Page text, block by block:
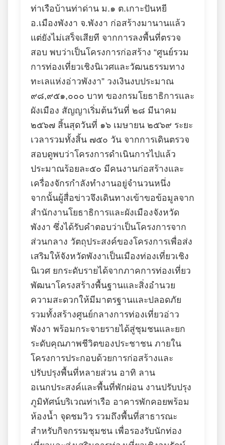
ท่าเรือบ้านท่าด่าน ม.๑ ต.เกาะปันหยี
อ.เมืองพังงา จ.พังงา ก่อสร้างมานานแล้ว
แต่ยังไม่เสร็จเสียที จากการลงพื้นที่ตรวจ
สอบ พบว่าเป็นโครงการก่อสร้าง “ศูนย์รวม
การท่องเที่ยวเชิงนิเวศและวัฒนธรรมทาง
ทะเลแห่งอ่าวพังงา” วงเงินงบประมาณ
๙๘,๙๕๑,๐๐๐ บาท ของกรมโยธาธิการและ
ผังเมือง สัญญาเริ่มต้นวันที่ ๒๘ มีนาคม
๒๕๖๗ สิ้นสุดวันที่ ๑๖ เมษายน ๒๕๖๙ ระยะ
เวลารวมทั้งสิ้น ๗๕๐ วัน จากการเดินตรวจ
สอบดูพบว่าโครงการดำเนินการไปแล้ว
ประมาณร้อยละ๕๐ มีคนงานก่อสร้างและ
เครื่องจักรกำลังทำงานอยู่จำนวนหนึ่ง
จากนั้นผู้สื่อข่าวจึงเดินทางเข้าขอข้อมูลจาก
สำนักงานโยธาธิการและผังเมืองจังหวัด
พังงา ซึ่งได้รับคำตอบว่าเป็นโครงการจาก
ส่วนกลาง วัตถุประสงค์ของโครงการเพื่อส่ง
เสริมให้จังหวัดพังงาเป็นเมืองท่องเที่ยวเชิง
นิเวศ ยกระดับรายได้จากภาคการท่องเที่ยว
พัฒนาโครงสร้างพื้นฐานและสิ่งอำนวย
ความสะดวกให้มีมาตรฐานและปลอดภัย
รวมทั้งสร้างศูนย์กลางการท่องเที่ยวอ่าว
พังงา พร้อมกระจายรายได้สู่ชุมชนและยก
ระดับคุณภาพชีวิตของประชาชน ภายใน
โครงการประกอบด้วยการก่อสร้างและ
ปรับปรุงพื้นที่หลายส่วน อาทิ ลาน
อเนกประสงค์และพื้นที่พักผ่อน งานปรับปรุง
ภูมิทัศน์บริเวณท่าเรือ อาคารพักคอยพร้อม
ห้องน้ำ จุดชมวิว รวมถึงพื้นที่สาธารณะ
สำหรับกิจกรรมชุมชน เพื่อรองรับนักท่อง